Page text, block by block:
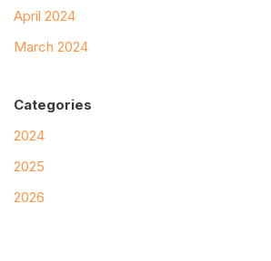
April 2024
March 2024
Categories
2024
2025
2026